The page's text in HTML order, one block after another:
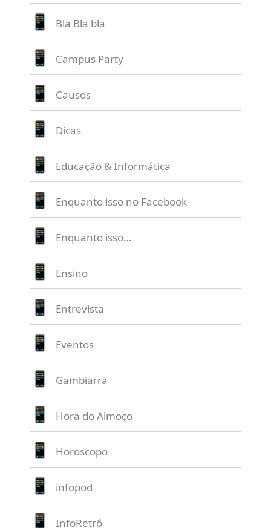
Bla Bla bla
Campus Party
Causos
Dicas
Educação & Informática
Enquanto isso no Facebook
Enquanto isso…
Ensino
Entrevista
Eventos
Gambiarra
Hora do Almoço
Horoscopo
infopod
InfoRetrô